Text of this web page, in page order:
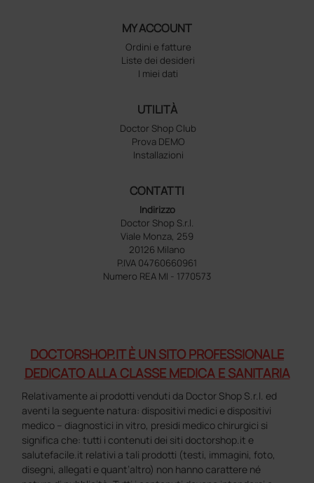
MY ACCOUNT
Ordini e fatture
Liste dei desideri
I miei dati
UTILITÀ
Doctor Shop Club
Prova DEMO
Installazioni
CONTATTI
Indirizzo
Doctor Shop S.r.l.
Viale Monza, 259
20126 Milano
P.IVA 04760660961
Numero REA MI - 1770573
DOCTORSHOP.IT È UN SITO PROFESSIONALE
DEDICATO ALLA CLASSE MEDICA E SANITARIA
Relativamente ai prodotti venduti da Doctor Shop S.r.l. ed
aventi la seguente natura: dispositivi medici e dispositivi
medico – diagnostici in vitro, presidi medico chirurgici si
significa che: tutti i contenuti dei siti doctorshop.it e
salutefacile.it relativi a tali prodotti (testi, immagini, foto,
disegni, allegati e quant’altro) non hanno carattere né